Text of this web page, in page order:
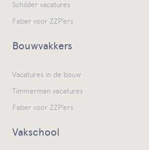
Schilder vacatures
Faber voor ZZP’ers
Bouwvakkers
Vacatures in de bouw
Timmerman vacatures
Faber voor ZZP’ers
Vakschool